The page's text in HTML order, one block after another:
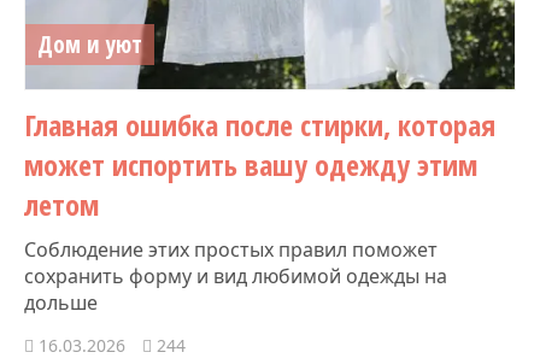
Дом и уют
Главная ошибка после стирки, которая
может испортить вашу одежду этим
летом
Соблюдение этих простых правил поможет
сохранить форму и вид любимой одежды на
дольше
16.03.2026 244